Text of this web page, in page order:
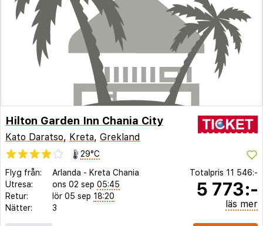
Hilton Garden Inn Chania City
Kato Daratso, Kreta, Grekland
29°C
Flyg från:
Arlanda - Kreta Chania
Utresa:
ons 02 sep 05:45
Retur:
lör 05 sep 18:20
Nätter:
3
Totalpris 11 546:-
5 773:-
läs mer